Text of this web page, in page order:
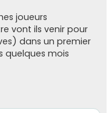
joueurs
vont ils venir pour
dans un premier
quelques mois